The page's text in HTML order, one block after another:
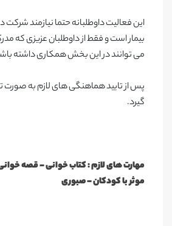
این فعالیت داوطلبانه حتما نیازمند شرکت
بیمار است و فقط از داوطلبان عزیزی که
می توانند در این بخش همکاری داشته
پس از تایید هماهنگی های لازم به
گیرد.
مهارت های لازم : کتاب خوانی - قصه
موثر با کودکان - صبوری